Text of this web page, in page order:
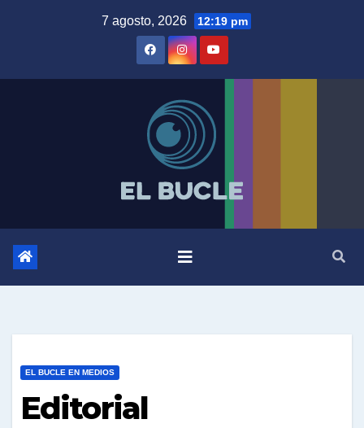
7 agosto, 2026 12:19 pm
EL BUCLE EN MEDIOS
Editorial